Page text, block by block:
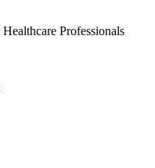
Professionals